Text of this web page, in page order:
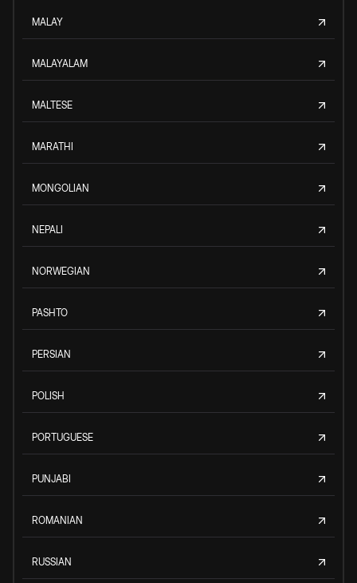
MALAY
MALAYALAM
MALTESE
MARATHI
MONGOLIAN
NEPALI
NORWEGIAN
PASHTO
PERSIAN
POLISH
PORTUGUESE
PUNJABI
ROMANIAN
RUSSIAN